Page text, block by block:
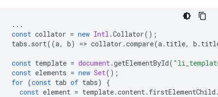
...
const collator = new Intl .Collator();
tabs . sort((a, b) => collator .compare(a. title, b .
const template = document.getElementById(
const elements = new Set();
for (const tab of tabs)
{
const element = template.content. firstElementChild